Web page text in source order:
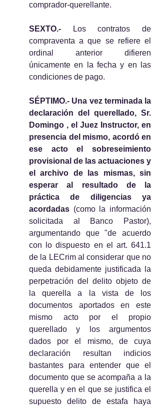
comprador-querellante.
SEXTO.- Los contratos de
compraventa a que se refiere el
ordinal anterior difieren
únicamente en la fecha y en las
condiciones de pago.
SÉPTIMO.- Una vez terminada la
declaración del querellado, Sr.
Domingo , el Juez Instructor, en
presencia del mismo, acordó en
ese acto el sobreseimiento
provisional de las actuaciones y
el archivo de las mismas, sin
esperar al resultado de la
práctica de diligencias ya
acordadas (como la información
solicitada al Banco Pastor),
argumentando que "de acuerdo
con lo dispuesto en el art. 641.1
de la LECrim al considerar que no
queda debidamente justificada la
perpetración del delito objeto de
la querella a la vista de los
documentos aportados en este
mismo acto por el propio
querellado y los argumentos
dados por el mismo, de cuya
declaración resultan indicios
bastantes para entender que el
documento que se acompaña a la
querella y en el que se justifica el
supuesto delito de estafa haya